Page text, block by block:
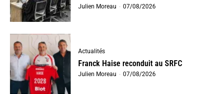
Julien Moreau - 07/08/2026
Actualités
Franck Haise reconduit au SRFC
Julien Moreau - 07/08/2026